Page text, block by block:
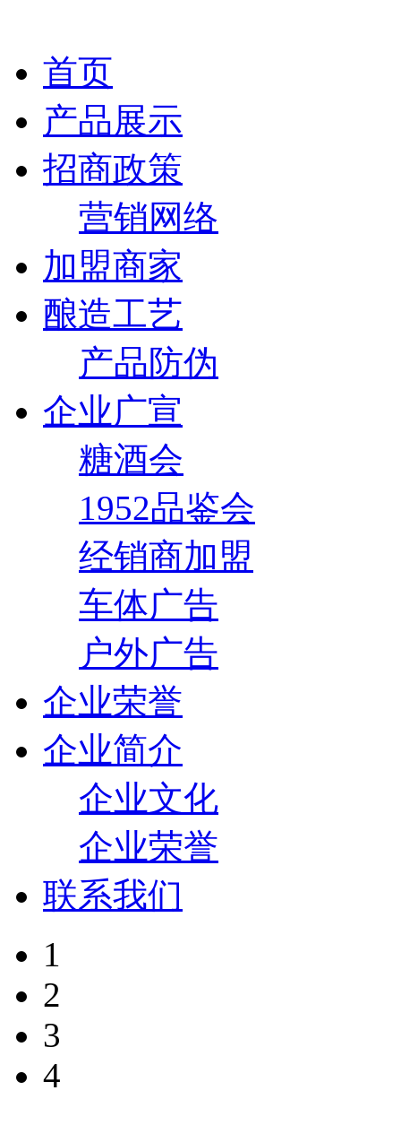
首页
产品展示
招商政策
营销网络
加盟商家
酿造工艺
产品防伪
企业广宣
糖酒会
1952品鉴会
经销商加盟
车体广告
户外广告
企业荣誉
企业简介
企业文化
企业荣誉
联系我们
1
2
3
4